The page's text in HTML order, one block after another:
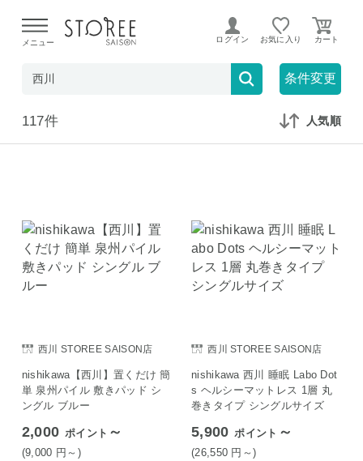
よる配送遅延が発生しております。
メニュー ログイン お気に入り
条件変更
在庫なしも表示 セール対象のみ
117件 人気順
西川 STOREE SAISON店
nishikawa【西川】置くだけ 簡
単 泉州パイル 敷きパッド シ
ングル ブルー
2,000 ポイント ～
(9,000 円 ～)
西川 STOREE SAISON店
nishikawa 西川 睡眠 Labo Dot
s ヘルシーマットレス 1層 丸
巻きタイプ シングルサイズ
5,900 ポイント ～
(26,550 円 ～)